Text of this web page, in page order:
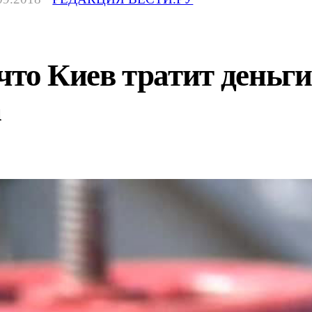
Киев тратит